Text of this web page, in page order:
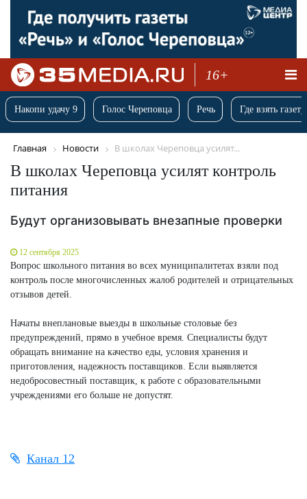
16+
Накопи удачу 9 Голос Череповца Речь Где взять
Главная Новости В школах Череповца усилят...
В школах Череповца усилят контроль
питания
Будут организовывать внезапные проверки
12 сентября 2025
Вопрос школьного питания во всех муниципалитетах взяли под
контроль после многочисленных жалоб родителей и отрицательных
отзывов детей.
Начаты внеплановые выезды в школьные столовые без
предупреждений, прямо в учебное время. Специалисты будут
обращать внимание на качество еды, условия хранения и
приготовления, надежность поставщиков. Если выявляется
недобросовестный поставщик, к работе с образовательными
учреждениями его больше не допустят.
Канал 12